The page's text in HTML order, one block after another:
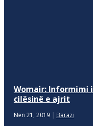
Womair: Informimi
cilësinë e ajrit
Nën 21, 2019 | Barazi